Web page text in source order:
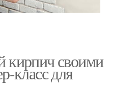
кирпич своими
класс для